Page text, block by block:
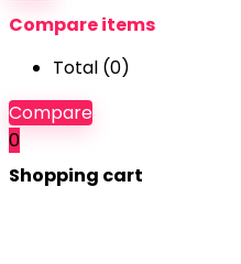
Compare items
Total (0)
Compare
0
Shopping cart